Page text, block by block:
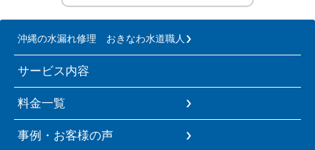
沖縄の水漏れ修理 おきなわ水道職人
サービス内容
料金一覧
事例・お客様の声